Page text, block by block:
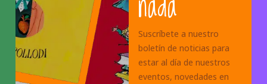
Suscríbete a nuestro
boletín de noticias para
estar al día de nuestros
eventos, novedades en